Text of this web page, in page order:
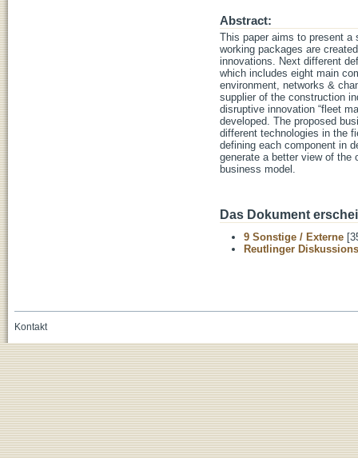
Abstract:
This paper aims to present a
working packages are
innovations. Next different
which includes eight main
environment, networks &
supplier of the construction
disruptive innovation “fleet
developed. The proposed
different technologies in the
defining each component in
generate a better view of the
business model.
Das Dokument
9 Sonstige / Externe
Reutlinger
Kontakt